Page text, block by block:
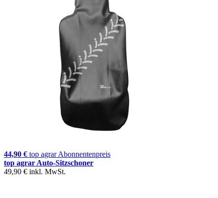
44,90 € top agrar Abonnentenpreis
top agrar Auto-Sitzschoner
49,90 € inkl. MwSt.